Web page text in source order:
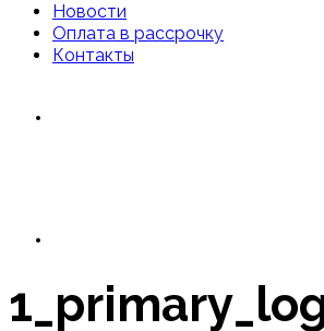
Новости
Оплата в рассрочку
Контакты